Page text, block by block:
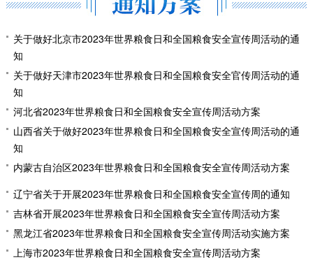
关于做好北京市2023年世界粮食日和全国粮食安全宣传周活动的通
知
关于做好天津市2023年世界粮食日和全国粮食安全官传周活动的通
知
河北省2023年世界粮食日和全国粮食安全宣传周活动方案
山西省关于做好2023年世界粮食日和全国粮食安全宣传周活动的通
知
内蒙古自治区2023年世界粮食日和全国粮食安全宣传周活动方案
辽宁省关于开展2023年世界粮食日和全国粮食安全宣传周的通知
吉林省开展2023年世界粮食日和全国粮食安全宣传周活动方案
黑龙江省2023年世界粮食日和全国粮食安全宣传周活动实施方案
上海市2023年世界粮食日和全国粮食安全宣传周活动方案